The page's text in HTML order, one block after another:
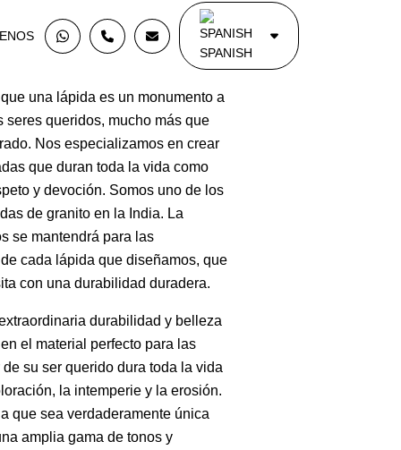
SPANISH
una lápida es un monumento a
queridos, mucho más que
Nos especializamos en crear
que duran toda la vida como
y devoción. Somos uno de los
de granito en la India. La
se mantendrá para las
cada lápida que diseñamos, que
con una durabilidad duradera.
durabilidad y belleza
el material perfecto para las
su ser querido dura toda la vida
la intemperie y la erosión.
que sea verdaderamente única
amplia gama de tonos y